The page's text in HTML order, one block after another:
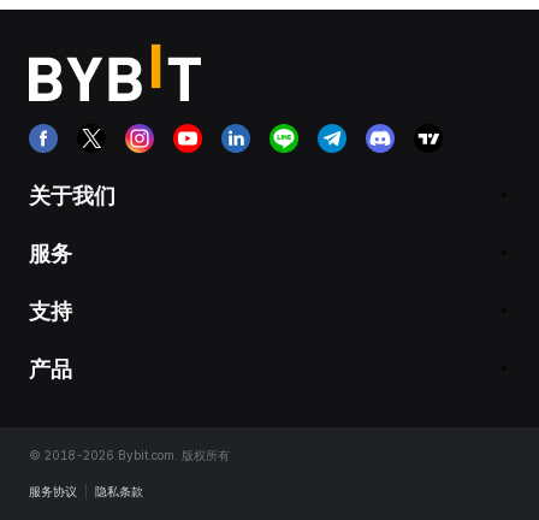
关于我们
服务
支持
产品
© 2018-2026 Bybit.com. 版权所有
服务协议 隐私条款